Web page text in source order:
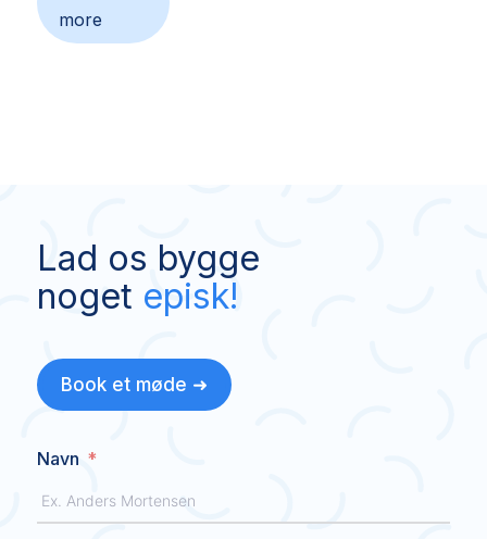
more
Lad os bygge
noget episk!
Book et møde ➜
Navn